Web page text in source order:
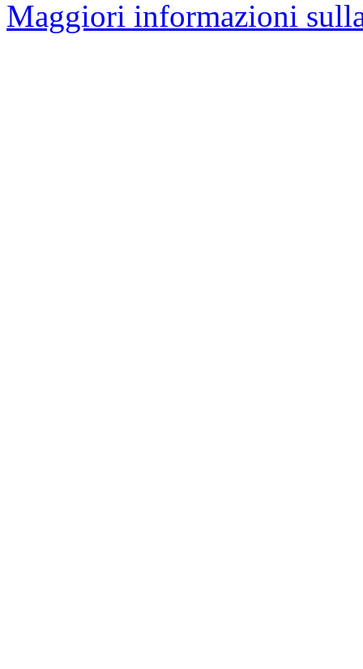
Maggiori informazioni